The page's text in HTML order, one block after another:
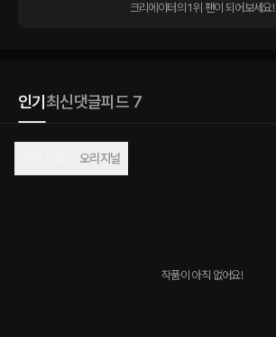
크리에이터의 1위 팬이 되어보세요!
인기 최신댓글피드 7
오리지널
작품이 아직 없어요!